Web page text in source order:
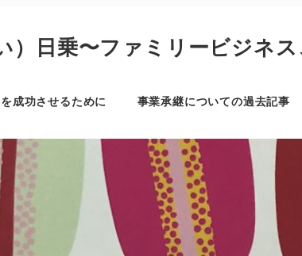
）日乗〜ファミリービジネ
成功させるために 事業承継についての過去記事